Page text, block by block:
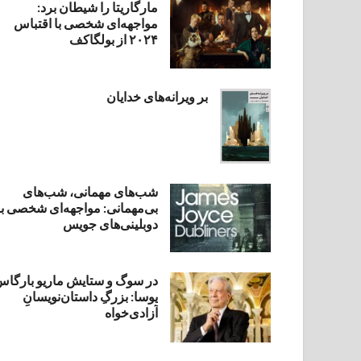
مارگاریتا را شیطان برد:
مواجهه‌ای شخصی با اقتباس
۲۰۲۴ از بولگاکف
بر ویرانه‌های خدایان
شب‌های مهمانی، شب‌های
بی‌مهمانی: مواجهه‌ای شخصی
دوبلینی‌های جویس
در سوگ و ستایش ماریو
یوسا: بزرگِ داستان‌نویسانِ
آزادی‌خواه